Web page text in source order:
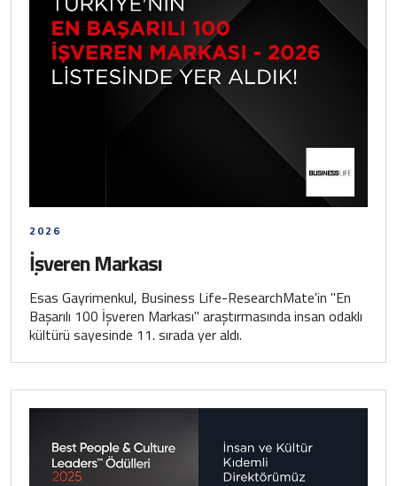
2026
İşveren Markası
Esas Gayrimenkul, Business Life-ResearchMate'in "En
Başarılı 100 İşveren Markası" araştırmasında insan odaklı
kültürü sayesinde 11. sırada yer aldı.